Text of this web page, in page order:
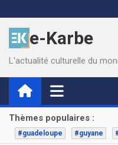
to
contente-Karbe
L'actualité culturelle du
Thèmes populaires :
#guadeloupe #guyane